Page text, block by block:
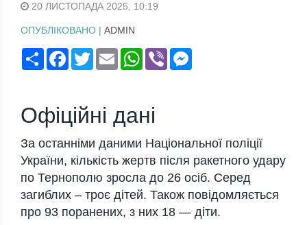
20 ЛИСТОПАДА 2025, 10:19
ОПУБЛІКОВАНО | ADMIN
ПоширитиFacebook
TwitterEmail WhatsApp
Viber
Офіційні дані
За останніми даними Національної поліції
України, кількість жертв після ракетного удару
по Тернополю зросла до 26 осіб. Серед
загиблих – троє дітей. Також повідомляється
про 93 поранених, з них 18 — діти.